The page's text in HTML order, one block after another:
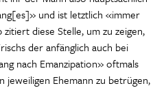
und ist letztlich «immer
zitiert diese Stelle, um zu zeigen,
der anfänglich auch bei
nach Emanzipation» oftmals
jeweiligen Ehemann zu betrügen,